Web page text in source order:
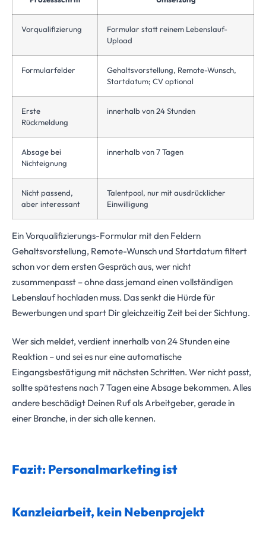
Vorqualifizierung
Formular statt reinem Lebenslauf-
Upload
Formularfelder
Gehaltsvorstellung, Remote-Wunsch,
Startdatum; CV optional
Erste
Rückmeldung
innerhalb von 24 Stunden
Absage bei
Nichteignung
innerhalb von 7 Tagen
Nicht passend,
aber interessant
Talentpool, nur mit ausdrücklicher
Einwilligung
Ein Vorqualifizierungs-Formular mit den Feldern
Gehaltsvorstellung, Remote-Wunsch und Startdatum filtert
schon vor dem ersten Gespräch aus, wer nicht
zusammenpasst – ohne dass jemand einen vollständigen
Lebenslauf hochladen muss. Das senkt die Hürde für
Bewerbungen und spart Dir gleichzeitig Zeit bei der Sichtung.
Wer sich meldet, verdient innerhalb von 24 Stunden eine
Reaktion – und sei es nur eine automatische
Eingangsbestätigung mit nächsten Schritten. Wer nicht passt,
sollte spätestens nach 7 Tagen eine Absage bekommen. Alles
andere beschädigt Deinen Ruf als Arbeitgeber, gerade in
einer Branche, in der sich alle kennen.
Fazit: Personalmarketing ist
Kanzleiarbeit, kein Nebenprojekt